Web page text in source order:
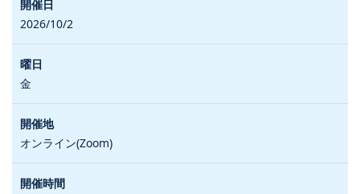
2026/10/2
金
オンライン(Zoom)